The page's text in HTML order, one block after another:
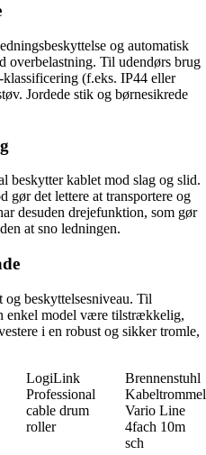
og automatisk
overbelastning. Til udendørs brug
(f.eks. IP44 eller
Jordede stik og børnesikrede
beskytter kablet mod slag og slid.
gør det lettere at transportere og
desuden drejefunktion, som gør
at sno ledningen.
beskyttelsesniveau. Til
enkel model være tilstrækkelig,
i en robust og sikker tromle,
LogiLink
Professional
cable drum
roller
Brennenstuhl
Kabeltrommel
Vario Line
4fach 10m
sch